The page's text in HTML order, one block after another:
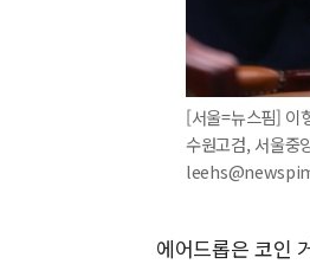
[서울=뉴스핌] 이
수원고검, 서울중
에어드롭은 코인